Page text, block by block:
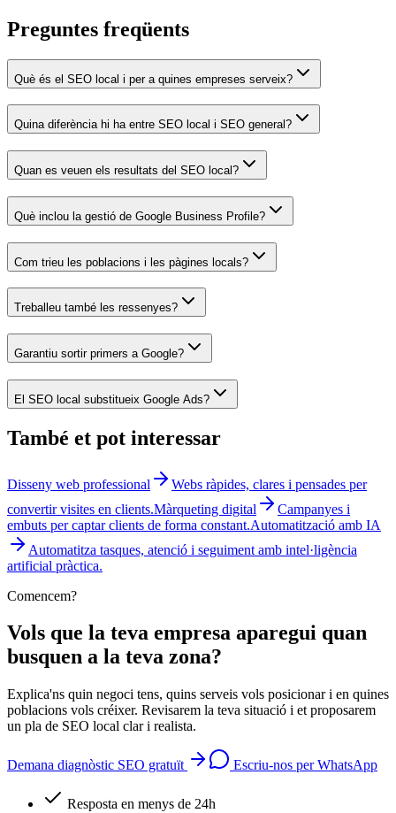
Preguntes freqüents
Què és el SEO local i per a quines empreses serveix?
Quina diferència hi ha entre SEO local i SEO general?
Quan es veuen els resultats del SEO local?
Què inclou la gestió de Google Business Profile?
Com trieu les poblacions i les pàgines locals?
Treballeu també les ressenyes?
Garantiu sortir primers a Google?
El SEO local substitueix Google Ads?
També et pot interessar
Disseny web professional
Webs ràpides, clares i pensades per
convertir visites en clients.Màrqueting digital
Campanyes i
embuts per captar clients de forma constant.Automatització amb IA
Automatitza tasques, atenció i seguiment amb intel·ligència
artificial pràctica.
Comencem?
Vols que la teva empresa aparegui quan
busquen a la teva zona?
Explica'ns quin negoci tens, quins serveis vols posicionar i en quines
poblacions vols créixer. Revisarem la teva situació i et proposarem
un pla de SEO local clar i realista.
Demana diagnòstic SEO gratuït Escriu-nos per WhatsApp
Resposta en menys de 24h